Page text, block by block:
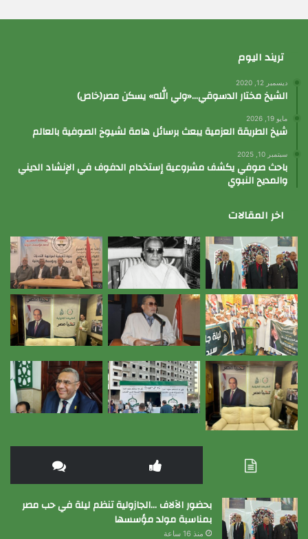
تريند اليوم
ديسمبر 12, 2020
الشيخ مختار الدسوقي…«ولي الله» يسكن مصر(خاص)
مايو 19, 2026
شيخ الطريقة العزمية يبعث برسائل هامة لشيوخ الصوفية بالعالم
سبتمبر 10, 2025
باحث صوفي يكشف مشروعية إستخدام الدفوف في الإنشاد الديني
والمديح النبوي
اخر المقالات
بحضور الآلاف …الجازولية تنظم ليلة في حب مصر
بمناسبة مولد مؤسسها
منذ 16 ساعة